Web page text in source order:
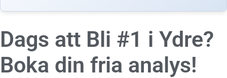
Dags att Bli #1 i Ydre?
Boka din fria analys!